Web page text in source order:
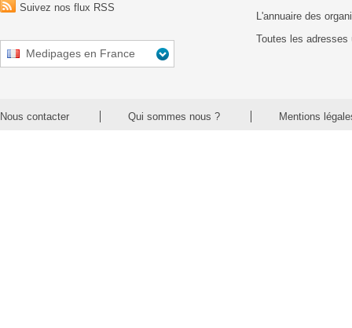
Suivez nos flux RSS
Medipages en France
L'annuaire des
Toutes les adresses
Nous contacter Qui sommes nous ? Mentions